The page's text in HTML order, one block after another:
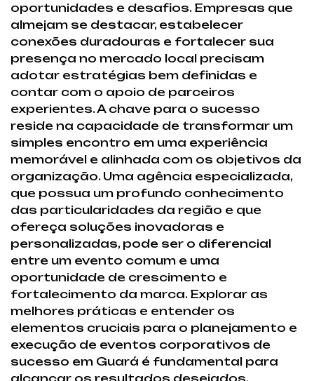
oportunidades e desafios. Empresas que
almejam se destacar, estabelecer
conexões duradouras e fortalecer sua
presença no mercado local precisam
adotar estratégias bem definidas e
contar com o apoio de parceiros
experientes. A chave para o sucesso
reside na capacidade de transformar um
simples encontro em uma experiência
memorável e alinhada com os objetivos da
organização. Uma agência especializada,
que possua um profundo conhecimento
das particularidades da região e que
ofereça soluções inovadoras e
personalizadas, pode ser o diferencial
entre um evento comum e uma
oportunidade de crescimento e
fortalecimento da marca. Explorar as
melhores práticas e entender os
elementos cruciais para o planejamento e
execução de eventos corporativos de
sucesso em Guará é fundamental para
alcançar os resultados desejados.